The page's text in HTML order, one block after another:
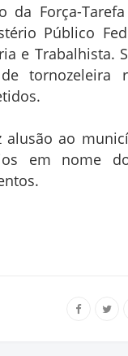
Força-
Público
e Trabalhista.
tornozeleira
alusão ao
em nome